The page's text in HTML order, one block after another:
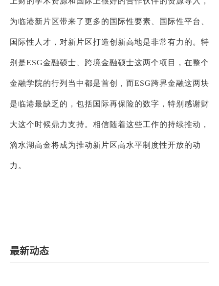
为临港新片区带来了更多的国际性要素、国际性平台、
国际性人才，对新片区打造创新高地是非常有力的。特
别是ESG金融硕士、跨境金融硕士这两个项目，在整个
金融学院的行列当中都是首创，而ESG跨界金融这两块
是临港最缺乏的，包括国际再保险的数字，特别感谢财
大这个时候鼎力支持。相信随着这些工作的持续推动，
滴水湖高金将成为推动新片区高水平制度性开放的动
力。
最新动态